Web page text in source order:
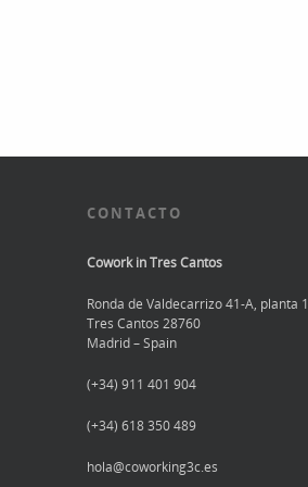
CONTACTO
Cowork in Tres Cantos
Ronda de Valdecarrizo 41-A, planta 1
Tres Cantos 28760
Madrid – Spain
(+34) 911 401 904
(+34) 618 350 489
hola@coworking3c.es